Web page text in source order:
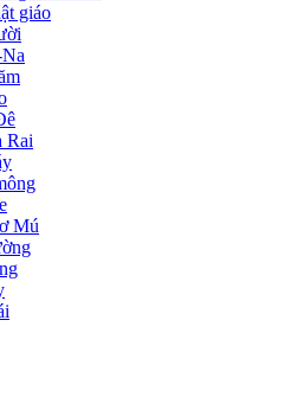
giáo
Rai
Mú